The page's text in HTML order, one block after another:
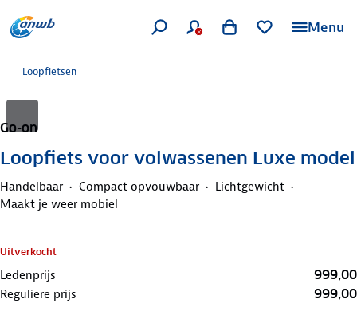
Menu
Loopfietsen
Go-on
Loopfiets voor volwassenen Luxe model
Handelbaar Compact opvouwbaar
Lichtgewicht
Maakt je weer mobiel
Uitverkocht
Ledenprijs 999,00
Reguliere prijs 999,00